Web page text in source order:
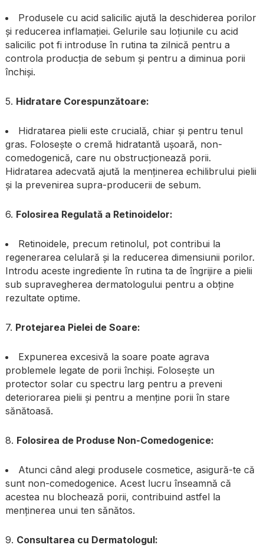
Produsele cu acid salicilic ajută la deschiderea porilor
și reducerea inflamației. Gelurile sau loțiunile cu acid
salicilic pot fi introduse în rutina ta zilnică pentru a
controla producția de sebum și pentru a diminua porii
închiși.
5. Hidratare Corespunzătoare:
Hidratarea pielii este crucială, chiar și pentru tenul
gras. Folosește o cremă hidratantă ușoară, non-
comedogenică, care nu obstrucționează porii.
Hidratarea adecvată ajută la menținerea echilibrului pielii
și la prevenirea supra-producerii de sebum.
6. Folosirea Regulată a Retinoidelor:
Retinoidele, precum retinolul, pot contribui la
regenerarea celulară și la reducerea dimensiunii porilor.
Introdu aceste ingrediente în rutina ta de îngrijire a pielii
sub supravegherea dermatologului pentru a obține
rezultate optime.
7. Protejarea Pielei de Soare:
Expunerea excesivă la soare poate agrava
problemele legate de porii închiși. Folosește un
protector solar cu spectru larg pentru a preveni
deteriorarea pielii și pentru a menține porii în stare
sănătoasă.
8. Folosirea de Produse Non-Comedogenice:
Atunci când alegi produsele cosmetice, asigură-te că
sunt non-comedogenice. Acest lucru înseamnă că
acestea nu blochează porii, contribuind astfel la
menținerea unui ten sănătos.
9. Consultarea cu Dermatologul: